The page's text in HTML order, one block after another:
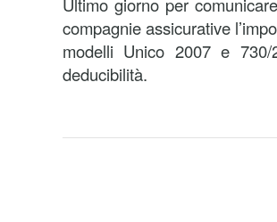
compagnie assicurative
modelli Unico 2007 e
deducibilità.